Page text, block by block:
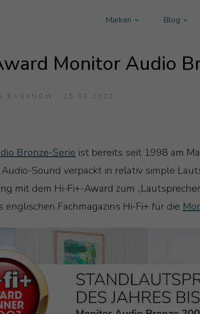
Marken Blog
Install
Monitor Audio
RAGENOW 25.02.2022
Bronze-Serie ist bereits seit 1998 am
Sound verpackt in relativ simple
mit dem Hi-Fi+-Award zum
englischen Fachmagazins Hi-Fi+ für die